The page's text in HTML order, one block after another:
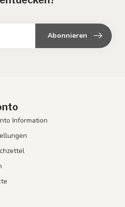
Abonnieren
Information